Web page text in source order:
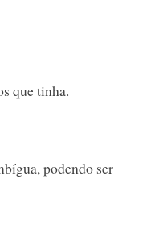
que tinha.
podendo ser